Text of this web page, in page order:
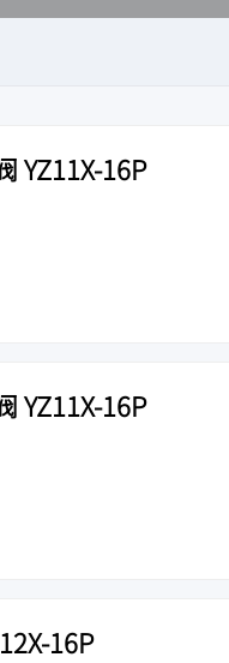
YZ11X-16P
YZ11X-16P
16P